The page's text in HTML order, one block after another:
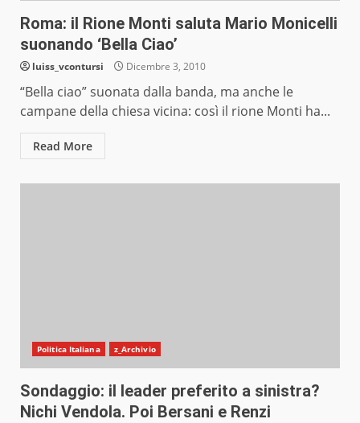
Roma: il Rione Monti saluta Mario Monicelli
suonando ‘Bella Ciao’
luiss_vcontursi Dicembre 3, 2010
“Bella ciao” suonata dalla banda, ma anche le
campane della chiesa vicina: così il rione Monti ha...
Read More
Politica Italiana z_Archivio
Sondaggio: il leader preferito a sinistra?
Nichi Vendola. Poi Bersani e Renzi